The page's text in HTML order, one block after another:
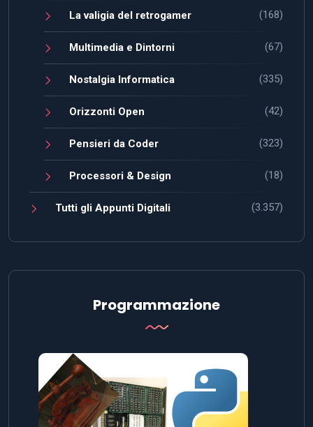
La valigia del retrogamer (168)
Multimedia e Dintorni (67)
Nostalgia Informatica (335)
Orizzonti Open (42)
Pensieri da Coder (323)
Processori & Design (18)
Tutti gli Appunti Digitali (3.357)
Programmazione